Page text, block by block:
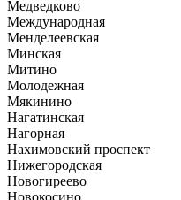
Медведково
Международная
Менделеевская
Минская
Митино
Молодежная
Мякинино
Нагатинская
Нагорная
Нахимовский проспект
Нижегородская
Новогиреево
Новокосино